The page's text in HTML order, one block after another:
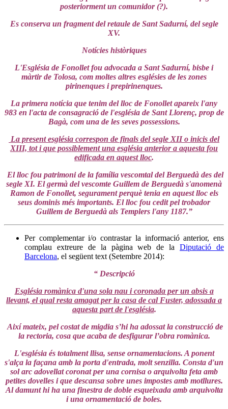
posteriorment un comunidor(?).
Es conserva un fragment del retaule de Sant Sadurní, del segle
XV.
Notícies històriques
L'Església de Fonollet fou advocada a Sant Sadurní, bisbe i
màrtir de Tolosa, com moltes altres esglésies de les zones
pirinenques i prepirinenques.
La primera notícia que tenim del lloc de Fonollet apareix l'any
983 en l'acta de consagració de l'església de Sant Llorenç, prop de
Bagà, com una de les seves possessions.
La present església correspon de finals del segle XII o inicis del
XIII, tot i que possiblement una església anterior a aquesta fou
edificada en aquest lloc.
El lloc fou patrimoni de la família vescomtal del Berguedà des del
segle XI. El germà del vescomte Guillem de Berguedà s'anomenà
Ramon de Fonollet, segurament perquè tenia en aquest lloc els
seus dominis més importants. El lloc fou cedit pel trobador
Guillem de Berguedà als Templers l'any 1187.”
Per complementar i/o contrastar la informació anterior, ens
complau extreure de la pàgina web de laDiputació de
Barcelona, el següent text (Setembre 2014):
“ Descripció
Església romànica d'una sola nau i coronada per un absis a
llevant, el qual resta amagat per la casa de cal Fuster, adossada a
aquesta part de l'església.
Així mateix, pel costat de migdia s’hi ha adossat la construcció de
la rectoria, cosa que acaba de desfigurar l’obra romànica.
L'església és totalment llisa, sense ornamentacions. A ponent
s'alça la façana amb la porta d'entrada, molt senzilla. Consta d'un
sol arc adovellat coronat per una cornisa o arquivolta feta amb
petites dovelles i que descansa sobre unes impostes amb motllures.
Al damunt hi ha una finestra de doble esqueixada amb arquivolta
i una ornamentació de boles.